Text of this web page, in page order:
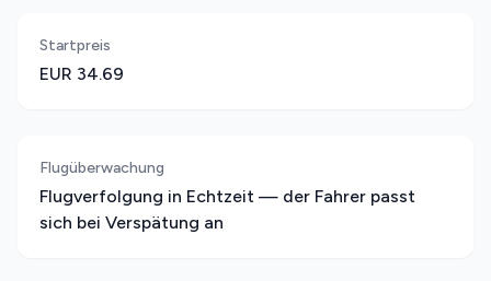
Startpreis
EUR 34.69
Flugüberwachung
Flugverfolgung in Echtzeit — der Fahrer passt
sich bei Verspätung an